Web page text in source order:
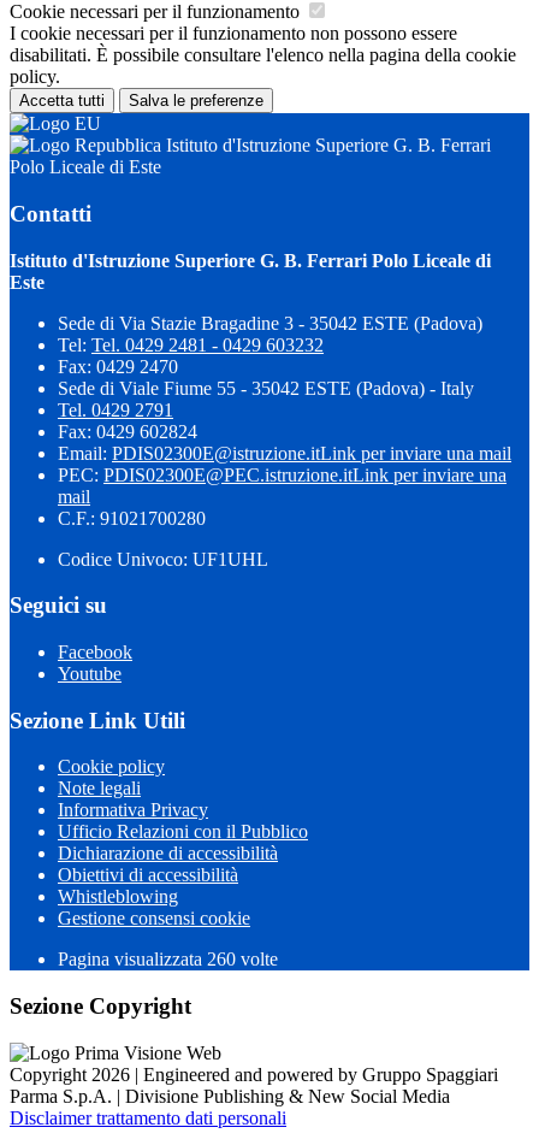
Cookie necessari per il funzionamento
I cookie necessari per il funzionamento non possono essere
disabilitati. È possibile consultare l'elenco nella pagina della cookie
policy.
Accetta tutti Salva le preferenze
Istituto d'Istruzione Superiore G. B. Ferrari
Polo Liceale di Este
Contatti
Istituto d'Istruzione Superiore G. B. Ferrari Polo Liceale di
Este
Sede di Via Stazie Bragadine 3 - 35042 ESTE (Padova)
Tel: Tel. 0429 2481 - 0429 603232
Fax: 0429 2470
Sede di Viale Fiume 55 - 35042 ESTE (Padova) - Italy
Tel. 0429 2791
Fax: 0429 602824
Email: PDIS02300E@istruzione.itLink per inviare una mail
PEC: PDIS02300E@PEC.istruzione.itLink per inviare una
mail
C.F.: 91021700280
Codice Univoco: UF1UHL
Seguici su
Facebook
Youtube
Sezione Link Utili
Cookie policy
Note legali
Informativa Privacy
Ufficio Relazioni con il Pubblico
Dichiarazione di accessibilità
Obiettivi di accessibilità
Whistleblowing
Gestione consensi cookie
Pagina visualizzata 260 volte
Sezione Copyright
Copyright 2026 | Engineered and powered by Gruppo Spaggiari
Parma S.p.A. | Divisione Publishing & New Social Media
Disclaimer trattamento dati personali